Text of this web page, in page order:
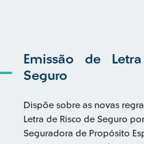
Emissão de
Seguro
Dispõe sobre as novas
Letra de Risco de Seguro
Seguradora de Propósito